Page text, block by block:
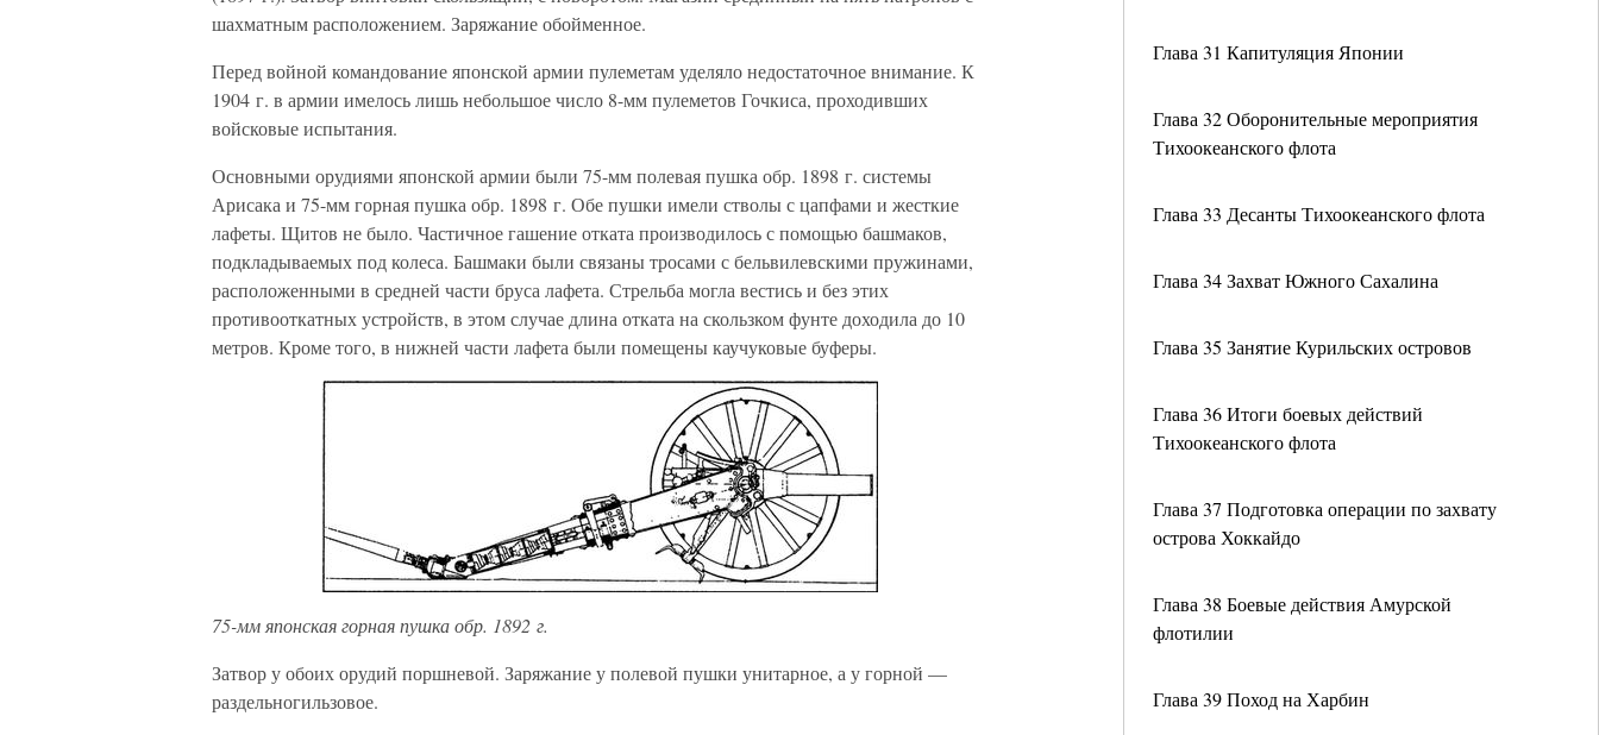
Глава 31 Капитуляция Японии
Глава 32 Оборонительные мероприятия
Тихоокеанского флота
Глава 33 Десанты Тихоокеанского флота
Глава 34 Захват Южного Сахалина
Глава 35 Занятие Курильских островов
Глава 36 Итоги боевых действий
Тихоокеанского флота
Глава 37 Подготовка операции по захвату
острова Хоккайдо
Глава 38 Боевые действия Амурской
флотилии
Глава 39 Поход на Харбин
шахматным расположением. Заряжание обойменное.
Перед войной командование японской армии пулеметам уделяло недостаточное внимание. К
1904 г. в армии имелось лишь небольшое число 8-мм пулеметов Гочкиса, проходивших
войсковые испытания.
Основными орудиями японской армии были 75-мм полевая пушка обр. 1898 г. системы
Арисака и 75-мм горная пушка обр. 1898 г. Обе пушки имели стволы с цапфами и жесткие
лафеты. Щитов не было. Частичное гашение отката производилось с помощью башмаков,
подкладываемых под колеса. Башмаки были связаны тросами с бельвилевскими пружинами,
расположенными в средней части бруса лафета. Стрельба могла вестись и без этих
противооткатных устройств, в этом случае длина отката на скользком фунте доходила до 10
метров. Кроме того, в нижней части лафета были помещены каучуковые буферы.
75-мм японская горная пушка обр. 1892 г.
Затвор у обоих орудий поршневой. Заряжание у полевой пушки унитарное, а у горной —
раздельногильзовое.